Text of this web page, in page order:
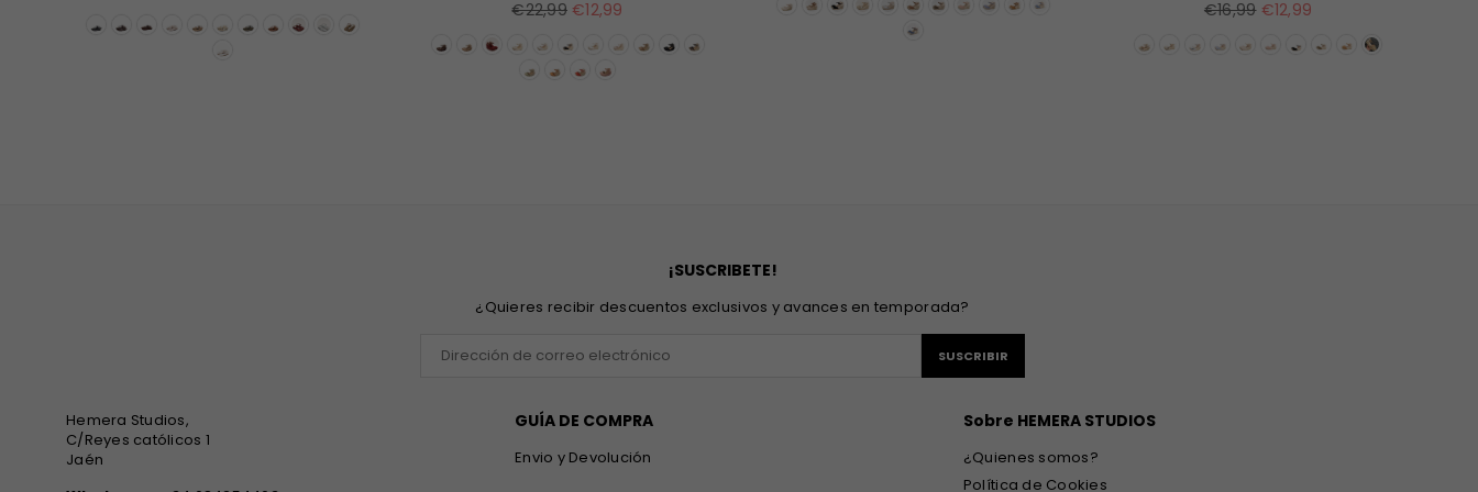
Precio
€22,99 €12,99
Precio
€16,99 €12,99
¡SUSCRIBETE!
¿Quieres recibir descuentos exclusivos y avances en temporada?
SUSCRIBIR
Hemera Studios,
C/Reyes católicos 1
Jaén
GUÍA DE COMPRA
Envio y Devolución
Sobre HEMERA STUDIOS
¿Quienes somos?
Política de Cookies